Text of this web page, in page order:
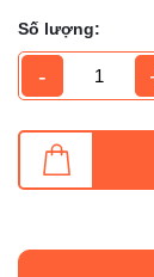
Số lượng:
-